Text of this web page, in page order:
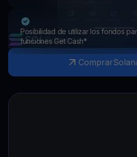
Posibilidad de utilizar los fondos
funciones Get Cash*
SOLSolana
Comprar